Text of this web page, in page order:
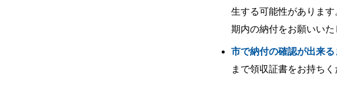
生する可能性がありま
期内の納付をお願いいた
市で納付の確認が出来る
まで領収証書をお持ちく